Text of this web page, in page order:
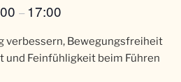
– 17:00
verbessern, Bewegungsfreiheit
und Feinfühligkeit beim Führen